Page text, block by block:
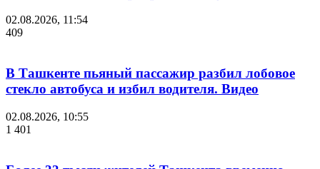
02.08.2026, 11:54
409
В Ташкенте пьяный пассажир разбил лобовое
стекло автобуса и избил водителя. Видео
02.08.2026, 10:55
1 401